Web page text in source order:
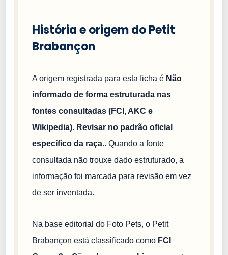
História e origem do Petit
Brabançon
A origem registrada para esta ficha é Não
informado de forma estruturada nas
fontes consultadas (FCI, AKC e
Wikipedia). Revisar no padrão oficial
específico da raça.. Quando a fonte
consultada não trouxe dado estruturado, a
informação foi marcada para revisão em vez
de ser inventada.
Na base editorial do Foto Pets, o Petit
Brabançon está classificado como FCI